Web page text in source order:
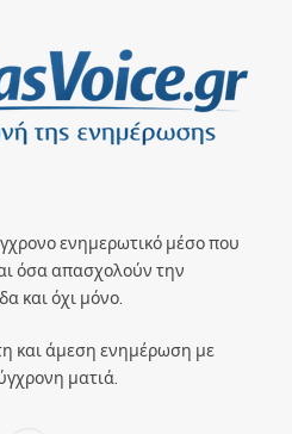
ενημερωτικό μέσο που
όσα απασχολούν την
και όχι μόνο.
και άμεση ενημέρωση με
ματιά.